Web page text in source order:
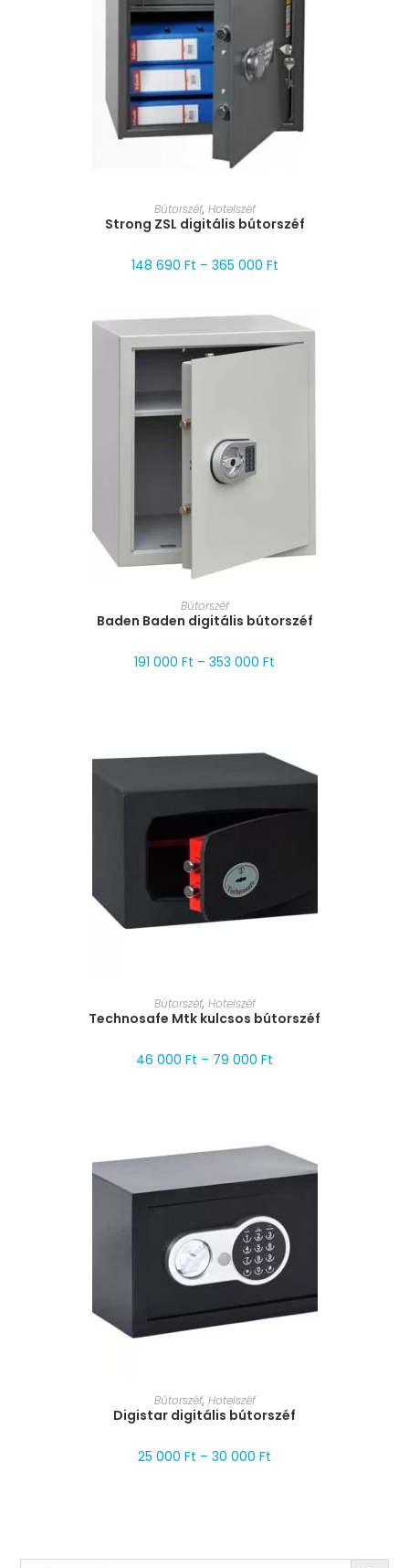
MÉRET VÁLASZTÁSA
Bútorszéf, Hotelszéf
Strong ZSL digitális bútorszéf
148 690 Ft – 365 000 Ft
MÉRET VÁLASZTÁSA
Bútorszéf
Baden Baden digitális bútorszéf
191 000 Ft – 353 000 Ft
MÉRET VÁLASZTÁSA
Bútorszéf, Hotelszéf
Technosafe Mtk kulcsos bútorszéf
46 000 Ft – 79 000 Ft
MÉRET VÁLASZTÁSA
Bútorszéf, Hotelszéf
Digistar digitális bútorszéf
25 000 Ft – 30 000 Ft